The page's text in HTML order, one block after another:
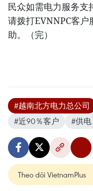
民众如需电力服务支
请拨打EVNNPC客
助。（完）
#越南北方电力总公司
#近90％客户
#供电
Theo dõi VietnamPlus